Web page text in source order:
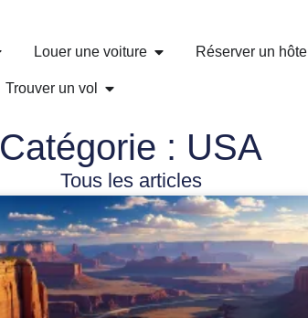
Louer une voiture Réserver un hôtel
Trouver un vol
Catégorie : USA
Tous les articles